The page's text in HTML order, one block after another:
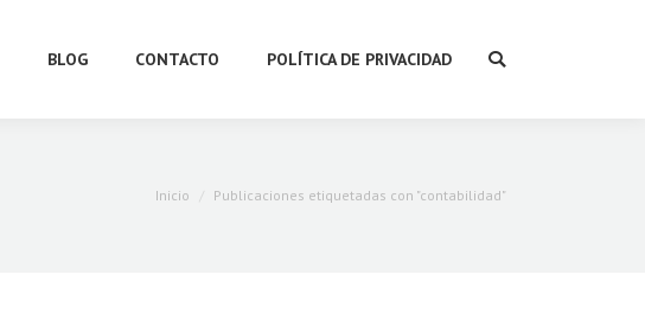
BLOG CONTACTO POLÍTICA DE PRIVACIDAD Buscar:
Estás aquí:
Inicio Publicaciones etiquetadas con "contabilidad"